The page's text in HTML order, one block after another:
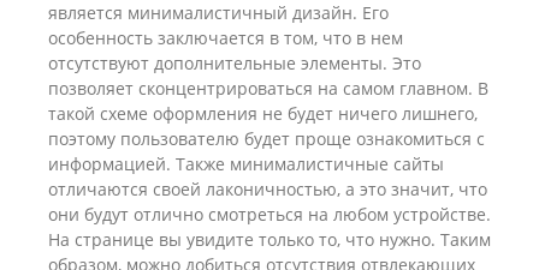
является минималистичный дизайн. Его
особенность заключается в том, что в нем
отсутствуют дополнительные элементы. Это
позволяет сконцентрироваться на самом главном. В
такой схеме оформления не будет ничего лишнего,
поэтому пользователю будет проще ознакомиться с
информацией. Также минималистичные сайты
отличаются своей лаконичностью, а это значит, что
они будут отлично смотреться на любом устройстве.
На странице вы увидите только то, что нужно. Таким
образом, можно добиться отсутствия отвлекающих